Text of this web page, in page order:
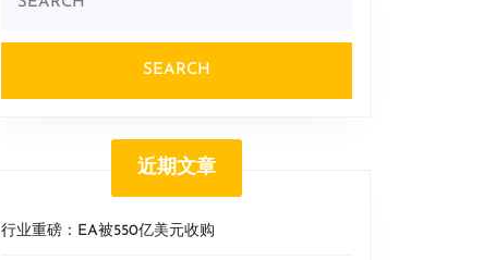
for:
近期文章
行业重磅：EA被550亿美元收购